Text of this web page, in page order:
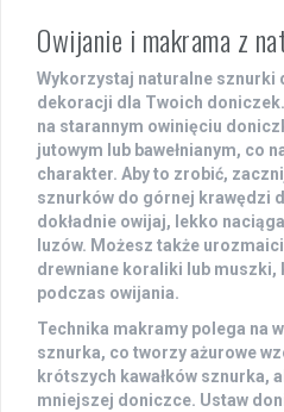
Owijanie i makrama z
Wykorzystaj naturalne sznurki
dekoracji dla Twoich
na starannym owinięciu
jutowym lub bawełnianym, co
charakter. Aby to zrobić,
sznurków do górnej krawędzi
dokładnie owijaj, lekko
luzów. Możesz także
drewniane koraliki lub muszki,
podczas owijania.
Technika makramy polega na
sznurka, co tworzy ażurowe
krótszych kawałków sznurka,
mniejszej doniczce. Ustaw